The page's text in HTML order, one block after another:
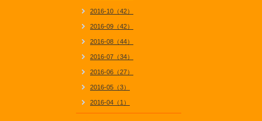
2016-10（42）
2016-09（42）
2016-08（44）
2016-07（34）
2016-06（27）
2016-05（3）
2016-04（1）